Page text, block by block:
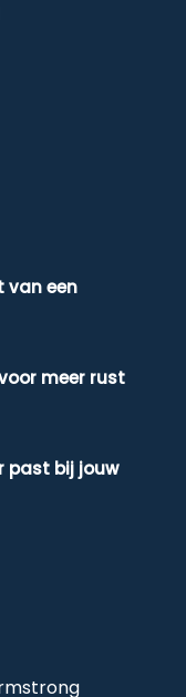
van een
meer rust
past bij jouw